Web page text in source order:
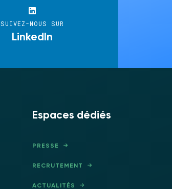
SUIVEZ-NOUS SUR
LinkedIn
Espaces dédiés
PRESSE
RECRUTEMENT
ACTUALITÉS